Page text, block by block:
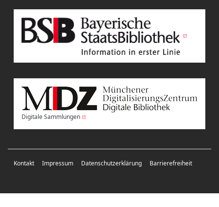
Digitale Sammlungen
Kontakt Impressum Datenschutzerklärung Barrierefreiheit